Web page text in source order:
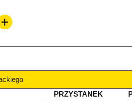
PRZYSTANEK